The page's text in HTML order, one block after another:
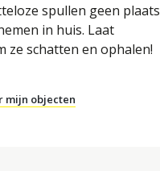
spullen geen plaats
in huis. Laat
ze schatten en ophalen!
mijn objecten